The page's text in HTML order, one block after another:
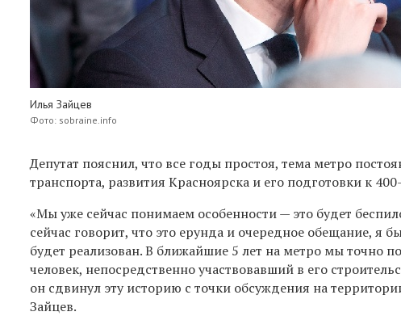
Илья Зайцев
Фото: sobraine.info
Депутат пояснил, что все годы простоя, тема метро
транспорта, развития Красноярска и его подготовки к
«Мы уже сейчас понимаем особенности — это будет
сейчас говорит, что это ерунда и очередное обещание, я
будет реализован. В ближайшие 5 лет на метро мы точно
человек, непосредственно участвовавший в его
он сдвинул эту историю с точки обсуждения на
Зайцев.